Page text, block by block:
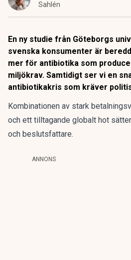
Sahlén
En ny studie från Göteborgs
svenska konsumenter är
mer för antibiotika som
miljökrav. Samtidigt ser vi en
antibiotikakris som kräver
Kombinationen av stark
och ett tilltagande globalt hot
och beslutsfattare.
ANNONS